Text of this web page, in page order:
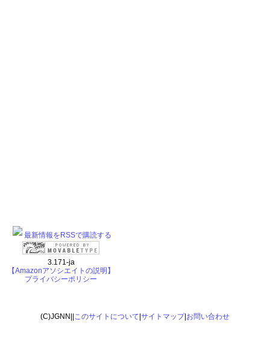
最新情報をRSSで購読する
3.171-ja
【Amazonアソシエイトの説明】
プライバシーポリシー
(C)JGNN|| このサイトについて サイトマップ| お問い合わせ